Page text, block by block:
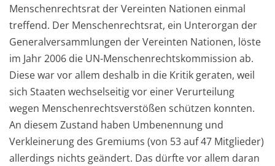
Menschenrechtsrat der Vereinten Nationen einmal
treffend. Der Menschenrechtsrat, ein Unterorgan der
Generalversammlungen der Vereinten Nationen, löste
im Jahr 2006 die UN-Menschenrechtskommission ab.
Diese war vor allem deshalb in die Kritik geraten, weil
sich Staaten wechselseitig vor einer Verurteilung
wegen Menschenrechtsverstößen schützen konnten.
An diesem Zustand haben Umbenennung und
Verkleinerung des Gremiums (von 53 auf 47 Mitglieder)
allerdings nichts geändert. Das dürfte vor allem daran